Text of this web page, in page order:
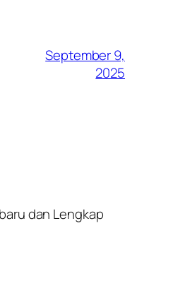
September 9,
2025
dan Lengkap